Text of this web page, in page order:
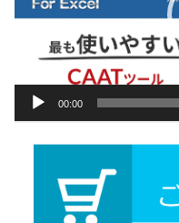
ヤ
00:00